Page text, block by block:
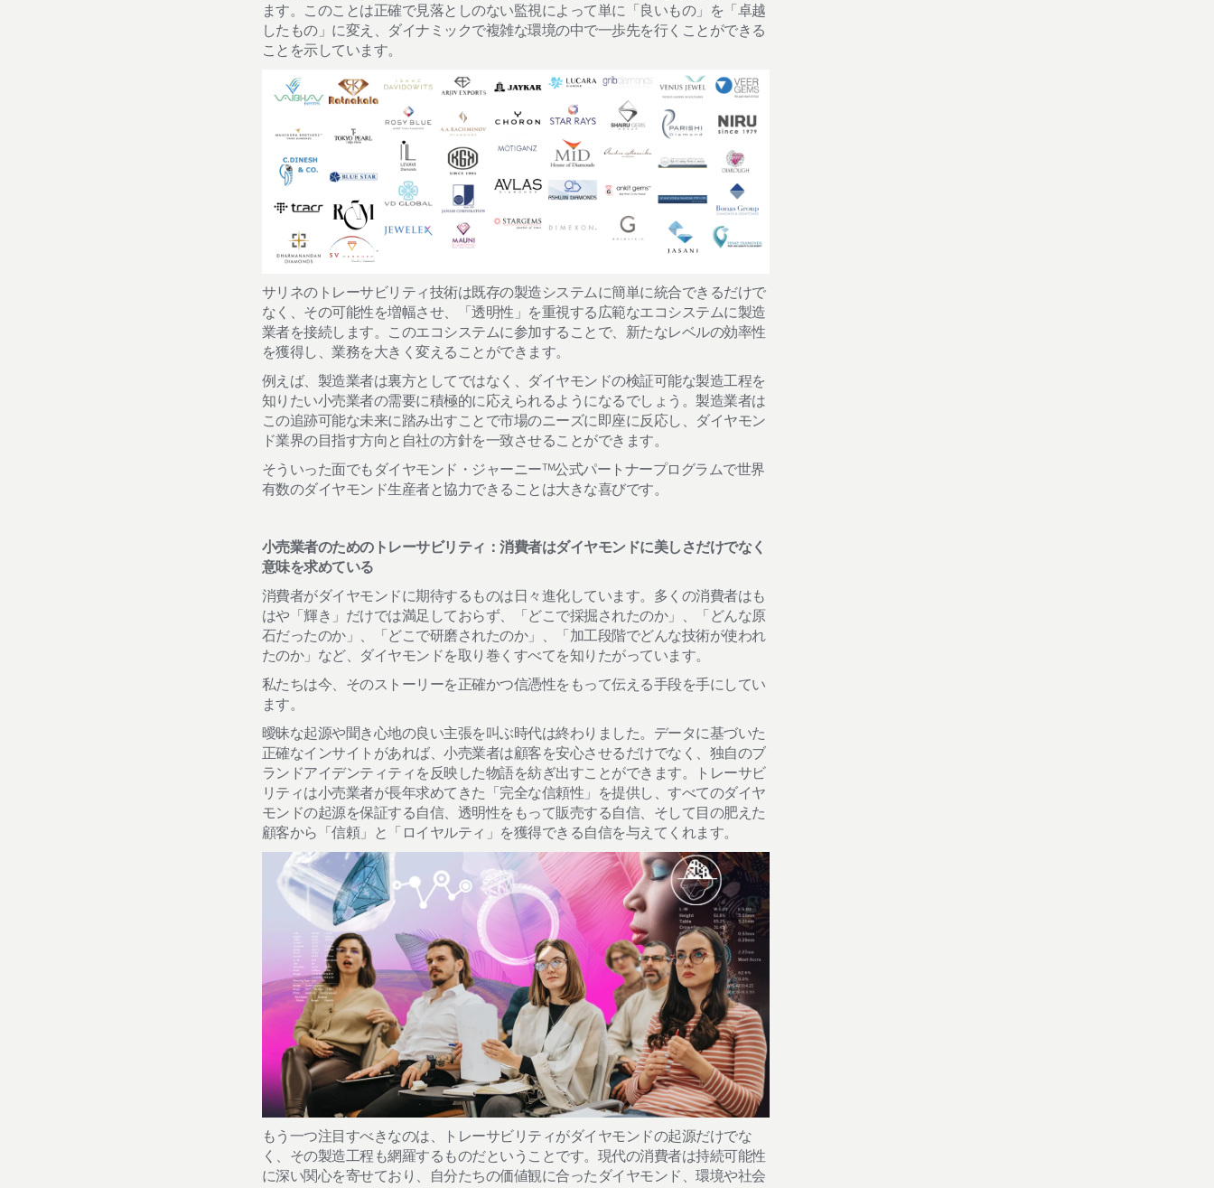
ます。このことは正確で見落としのない監視によって単に「良いもの」を「卓越
したもの」に変え、ダイナミックで複雑な環境の中で一歩先を行くことができる
ことを示しています。
サリネのトレーサビリティ技術は既存の製造システムに簡単に統合できるだけで
なく、その可能性を増幅させ、「透明性」を重視する広範なエコシステムに製造
業者を接続します。このエコシステムに参加することで、新たなレベルの効率性
を獲得し、業務を大きく変えることができます。
例えば、製造業者は裏方としてではなく、ダイヤモンドの検証可能な製造工程を
知りたい小売業者の需要に積極的に応えられるようになるでしょう。製造業者は
この追跡可能な未来に踏み出すことで市場のニーズに即座に反応し、ダイヤモン
ド業界の目指す方向と自社の方針を一致させることができます。
そういった面でもダイヤモンド・ジャーニー™公式パートナープログラムで世界
有数のダイヤモンド生産者と協力できることは大きな喜びです。
小売業者のためのトレーサビリティ：消費者はダイヤモンドに美しさだけでなく
意味を求めている
消費者がダイヤモンドに期待するものは日々進化しています。多くの消費者はも
はや「輝き」だけでは満足しておらず、「どこで採掘されたのか」、「どんな原
石だったのか」、「どこで研磨されたのか」、「加工段階でどんな技術が使われ
たのか」など、ダイヤモンドを取り巻くすべてを知りたがっています。
私たちは今、そのストーリーを正確かつ信憑性をもって伝える手段を手にしてい
ます。
曖昧な起源や聞き心地の良い主張を叫ぶ時代は終わりました。データに基づいた
正確なインサイトがあれば、小売業者は顧客を安心させるだけでなく、独自のブ
ランドアイデンティティを反映した物語を紡ぎ出すことができます。トレーサビ
リティは小売業者が長年求めてきた「完全な信頼性」を提供し、すべてのダイヤ
モンドの起源を保証する自信、透明性をもって販売する自信、そして目の肥えた
顧客から「信頼」と「ロイヤルティ」を獲得できる自信を与えてくれます。
もう一つ注目すべきなのは、トレーサビリティがダイヤモンドの起源だけでな
く、その製造工程も網羅するものだということです。現代の消費者は持続可能性
に深い関心を寄せており、自分たちの価値観に合ったダイヤモンド、環境や社会